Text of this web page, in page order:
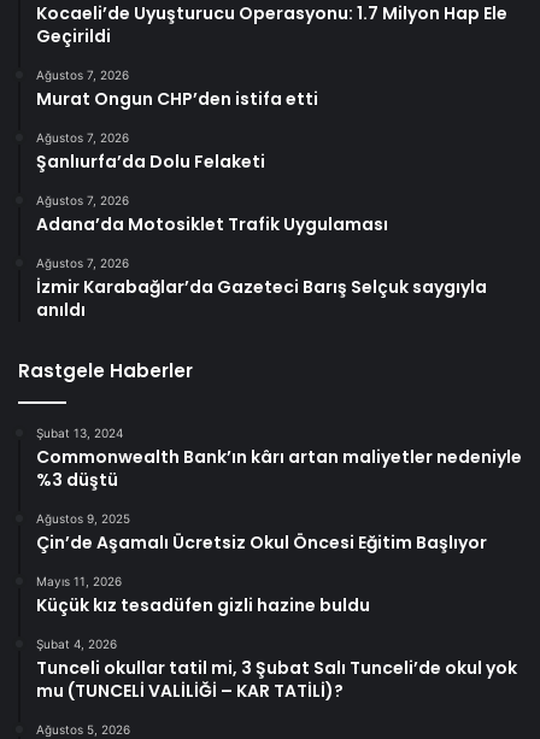
Kocaeli’de Uyuşturucu Operasyonu: 1.7 Milyon Hap Ele
Geçirildi
Ağustos 7, 2026
Murat Ongun CHP’den istifa etti
Ağustos 7, 2026
Şanlıurfa’da Dolu Felaketi
Ağustos 7, 2026
Adana’da Motosiklet Trafik Uygulaması
Ağustos 7, 2026
İzmir Karabağlar’da Gazeteci Barış Selçuk saygıyla
anıldı
Rastgele Haberler
Şubat 13, 2024
Commonwealth Bank’ın kârı artan maliyetler nedeniyle
%3 düştü
Ağustos 9, 2025
Çin’de Aşamalı Ücretsiz Okul Öncesi Eğitim Başlıyor
Mayıs 11, 2026
Küçük kız tesadüfen gizli hazine buldu
Şubat 4, 2026
Tunceli okullar tatil mi, 3 Şubat Salı Tunceli’de okul yok
mu (TUNCELİ VALİLİĞİ – KAR TATİLİ)?
Ağustos 5, 2026